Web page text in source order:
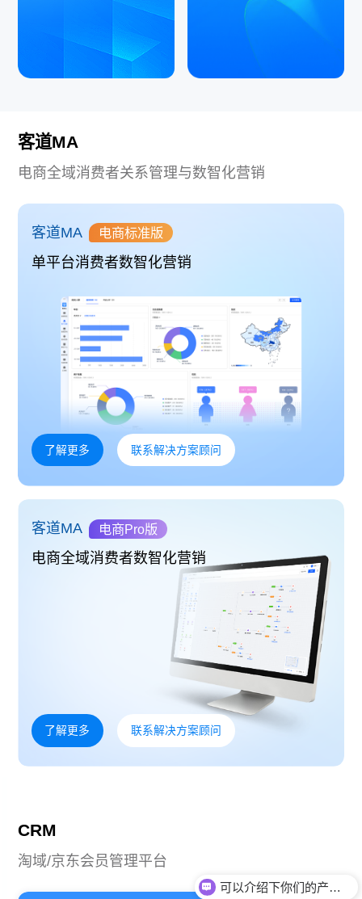
客道MA
电商全域消费者关系管理与数智化营销
客道MA 电商标准版
单平台消费者数智化营销
了解更多 联系解决方案顾问
客道MA 电商Pro版
电商全域消费者数智化营销
了解更多 联系解决方案顾问
CRM
淘域/京东会员管理平台